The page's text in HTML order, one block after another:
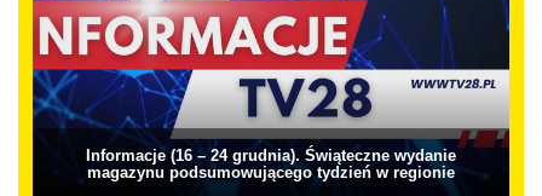
Informacje (16 – 24 grudnia). Świąteczne wydanie
magazynu podsumowującego tydzień w regionie